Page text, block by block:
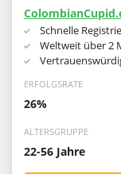
Schnelle
Weltweit über 2
ERFOLGSRATE
26%
ALTERSGRUPPE
22-56 Jahre